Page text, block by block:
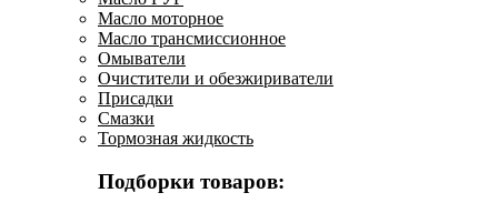
Масло моторное
Масло трансмиссионное
Омыватели
Очистители и обезжириватели
Присадки
Смазки
Тормозная жидкость
Подборки товаров: